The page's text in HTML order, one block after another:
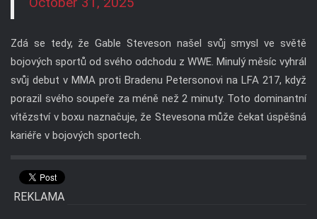
Zdá se tedy, že Gable Steveson našel svůj smysl ve světě
bojových sportů od svého odchodu z WWE. Minulý měsíc vyhrál
svůj debut v MMA proti Bradenu Petersonovi na LFA 217, když
porazil svého soupeře za méně než 2 minuty. Toto dominantní
vítězství v boxu naznačuje, že Stevesona může čekat úspěšná
kariéře v bojových sportech.
REKLAMA